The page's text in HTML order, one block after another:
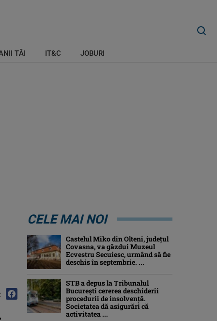
TĂI IT&C JOBURI
CELE MAI NOI
Castelul Miko din Olteni, județul
Covasna, va găzdui Muzeul
Ecvestru Secuiesc, urmând să fie
deschis în septembrie. ...
STB a depus la Tribunalul
București cererea deschiderii
procedurii de insolvență.
Societatea dă asigurări că
activitatea ...